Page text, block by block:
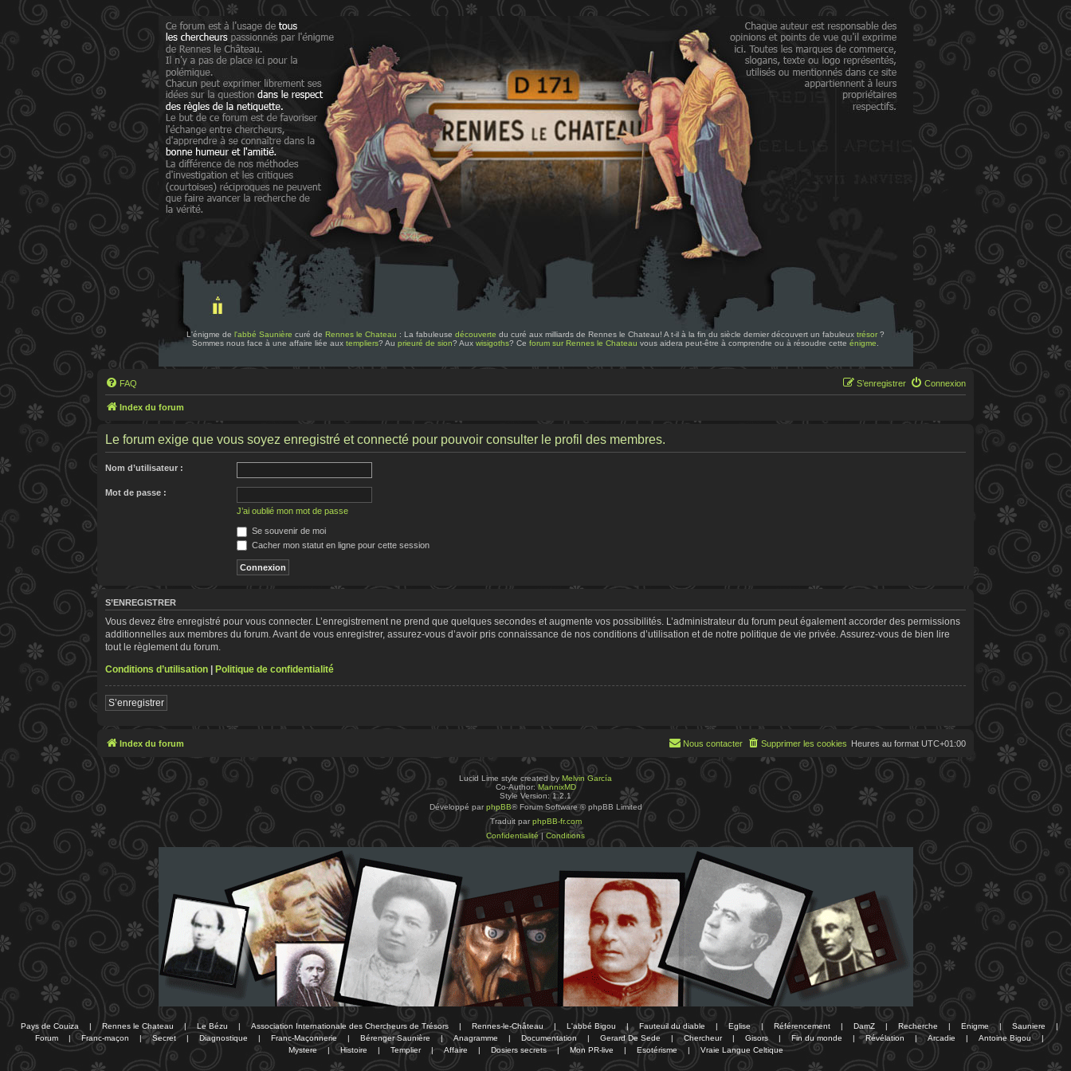
L'énigme de l'abbé Saunière curé de Rennes le Chateau : La fabuleuse découverte du curé aux milliards de Rennes le Chateau! A t-il à la fin du siècle dernier découvert un fabuleux trésor ?
Sommes nous face à une affaire liée aux templiers? Au prieuré de sion? Aux wisigoths? Ce forum sur Rennes le Chateau vous aidera peut-être à comprendre ou à résoudre cette énigme
FAQ Connexion
S’enregistrer
Index du forum
Le forum exige que vous soyez enregistré et connecté pour pouvoir consulter le profil des membres.
Nom d’utilisateur :
Mot de passe :
J’ai oublié mon mot de passe
Se souvenir de moi
Cacher mon statut en ligne pour cette session
S’ENREGISTRER
Vous devez être enregistré pour vous connecter. L’enregistrement ne prend que quelques secondes et augmente vos possibilités. L’administrateur du forum peut également accorder des permissions
additionnelles aux membres du forum. Avant de vous enregistrer, assurez-vous d’avoir pris connaissance de nos conditions d’utilisation et de notre politique de vie privée. Assurez-vous de bien lire
tout le règlement du forum.
Conditions d’utilisation | Politique de confidentialité
S’enregistrer
Index du forum Heures au format UTC+01:00
Supprimer les cookies
Nous contacter
Lucid Lime style created by Melvin García
Co-Author:MannixMD
Style Version: 1.2.1
Développé par phpBB® Forum Software © phpBB Limited
Traduit par phpBB-fr.com
Confidentialité|Conditions
Pays de Couiza | Rennes le Chateau | Le Bézu | Association Internationale des Chercheurs de Trésors | Rennes-le-Château | L'abbé Bigou | Fauteuil du diable | Eglise | Référencement | DamZ | Recherche | Enigme | Sauniere
|
Forum
| Franc-maçon | Secret | Diagnostique | Franc-Maçonnerie | Bérenger Saunière | Anagramme | Documentation | Gerard De Sede | Chercheur | Gisors | Fin du monde | Révélation | Arcadie | Antoine Bigou
|
Mystere
| Histoire | Templier | Affaire | Dosiers secrets | Mon PR-live | Esotérisme | Vraie Langue Celtique